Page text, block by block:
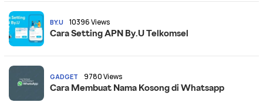
BY.U 10396 Views
Cara Setting APN By.U Telkomsel
GADGET 9780 Views
Cara Membuat Nama Kosong di Whatsapp